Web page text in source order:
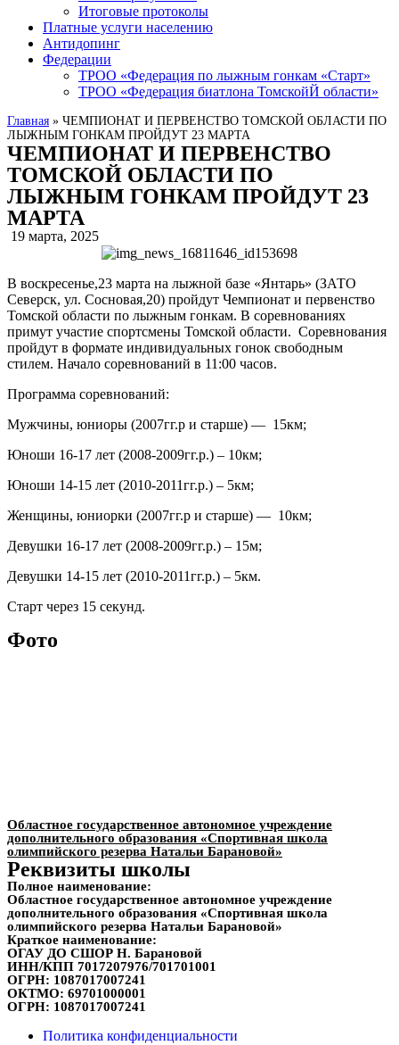
Итоговые протоколы
Платные услуги населению
Антидопинг
Федерации
ТРОО «Федерация по лыжным гонкам «Старт»
ТРОО «Федерация биатлона ТомскойЙ области»
Главная » ЧЕМПИОНАТ И ПЕРВЕНСТВО ТОМСКОЙ ОБЛАСТИ ПО
ЛЫЖНЫМ ГОНКАМ ПРОЙДУТ 23 МАРТА
ЧЕМПИОНАТ И ПЕРВЕНСТВО
ТОМСКОЙ ОБЛАСТИ ПО
ЛЫЖНЫМ ГОНКАМ ПРОЙДУТ 23
МАРТА
19 марта, 2025
В воскресенье,23 марта на лыжной базе «Янтарь» (ЗАТО
Северск, ул. Сосновая,20) пройдут Чемпионат и первенство
Томской области по лыжным гонкам. В соревнованиях
примут участие спортсмены Томской области. Соревнования
пройдут в формате индивидуальных гонок свободным
стилем. Начало соревнований в 11:00 часов.
Программа соревнований:
Мужчины, юниоры (2007гг.р и старше) — 15км;
Юноши 16-17 лет (2008-2009гг.р.) – 10км;
Юноши 14-15 лет (2010-2011гг.р.) – 5км;
Женщины, юниорки (2007гг.р и старше) — 10км;
Девушки 16-17 лет (2008-2009гг.р.) – 15м;
Девушки 14-15 лет (2010-2011гг.р.) – 5км.
Старт через 15 секунд.
Фото
Областное государственное автономное учреждение
дополнительного образования «Спортивная школа
олимпийского резерва Натальи Барановой»
Реквизиты школы
Полное наименование:
Областное государственное автономное учреждение
дополнительного образования «Спортивная школа
олимпийского резерва Натальи Барановой»
Краткое наименование:
ОГАУ ДО СШОР Н. Барановой
ИНН/КПП 7017207976/701701001
ОГРН: 1087017007241
ОКТМО: 69701000001
ОГРН: 1087017007241
Политика конфиденциальности